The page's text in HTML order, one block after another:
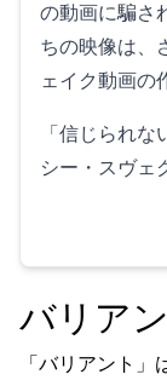
の動画に騙さ
ちの映像は、
ェイク動画の
「信じられ
シー・スヴェ
バリア
「バリアント